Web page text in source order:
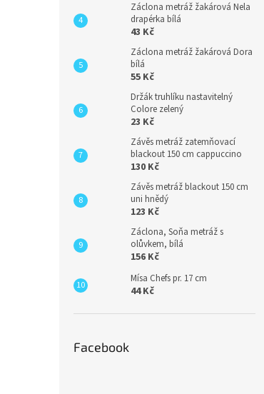
Záclona metráž žakárová Nela
drapérka bílá
43 Kč
Záclona metráž žakárová Dora
bílá
55 Kč
Držák truhlíku nastavitelný
Colore zelený
23 Kč
Závěs metráž zatemňovací
blackout 150 cm cappuccino
130 Kč
Závěs metráž blackout 150 cm
uni hnědý
123 Kč
Záclona, Soňa metráž s
olůvkem, bílá
156 Kč
Mísa Chefs pr. 17 cm
44 Kč
Facebook